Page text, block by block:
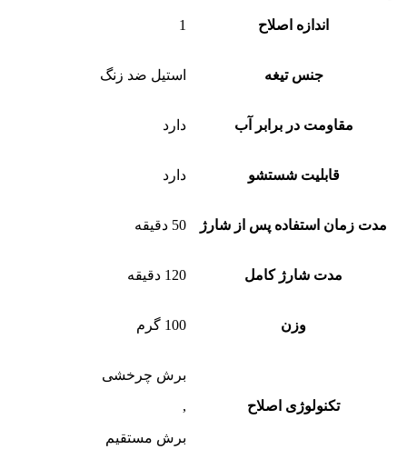
اندازه اصلاح 1
جنس تیغه استیل ضد زنگ
مقاومت در برابر آب دارد
قابلیت شستشو دارد
مدت زمان استفاده پس از شارژ 50 دقیقه
مدت شارژ کامل 120 دقیقه
وزن 100 گرم
تکنولوژی اصلاح
برش چرخشی
,
برش مستقیم